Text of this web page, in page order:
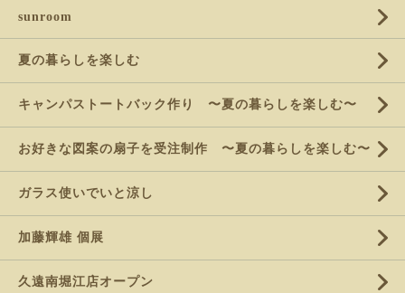
sunroom
夏の暮らしを楽しむ
キャンパストートバック作り 〜夏の暮らしを楽しむ〜
お好きな図案の扇子を受注制作 〜夏の暮らしを楽しむ〜
ガラス使いでいと涼し
加藤輝雄 個展
久遠南堀江店オープン